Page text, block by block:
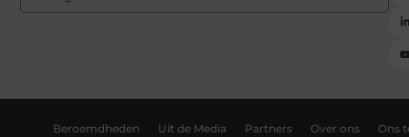
Beroemdheden Uit de Media Partners Over ons Ons